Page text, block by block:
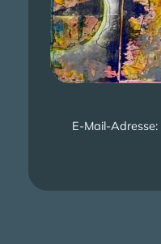
E-Mail-Adresse: